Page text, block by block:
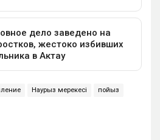
Наурыз мерекесі пойыз